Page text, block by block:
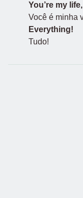
You’re my
Você é minha
Everything!
Tudo!